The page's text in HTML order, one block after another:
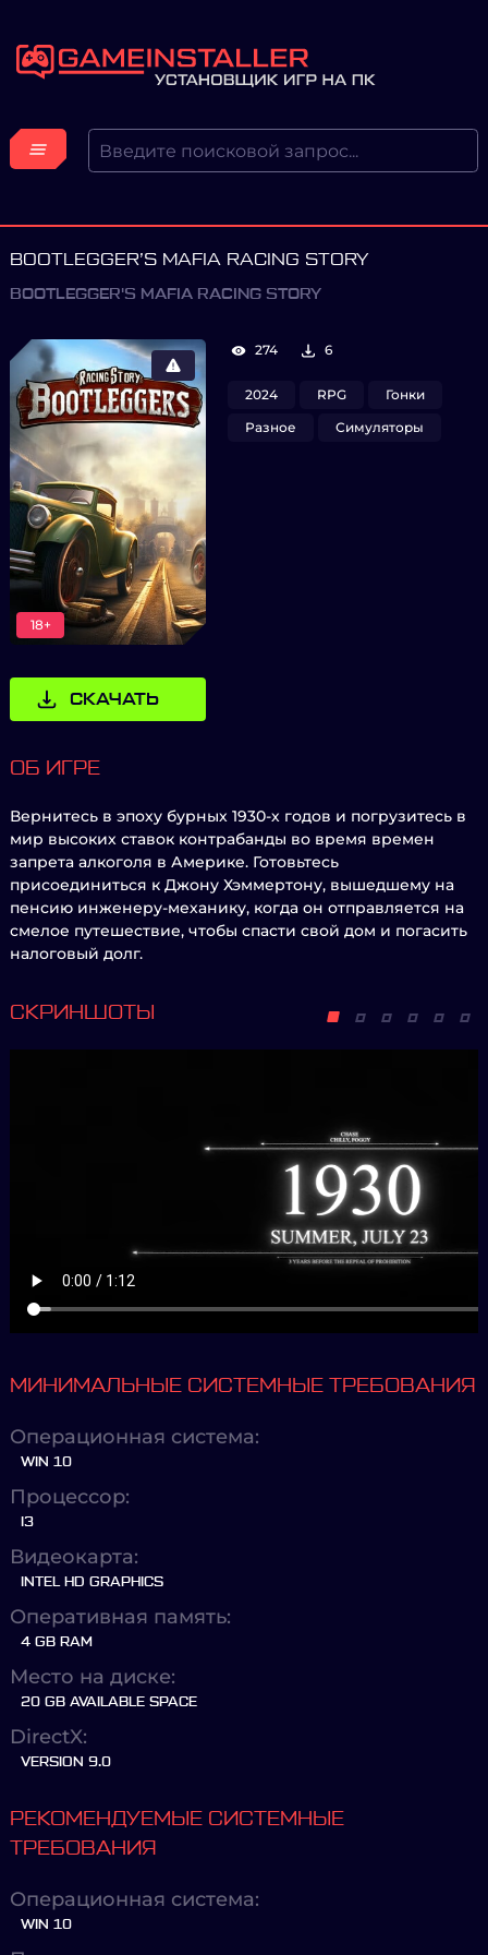
BOOTLEGGER’S MAFIA RACING STORY
BOOTLEGGER'S MAFIA RACING STORY
18+
СКАЧАТЬ
274 6
2024 RPG
Гонки
Разное
Симуляторы
ОБ ИГРЕ
Вернитесь в эпоху бурных 1930-х годов и погрузитесь в
мир высоких ставок контрабанды во время времен
запрета алкоголя в Америке. Готовьтесь
присоединиться к Джону Хэммертону, вышедшему на
пенсию инженеру-механику, когда он отправляется на
смелое путешествие, чтобы спасти свой дом и погасить
налоговый долг.
СКРИНШОТЫ
МИНИМАЛЬНЫЕ СИСТЕМНЫЕ ТРЕБОВАНИЯ
Операционная система:
WIN 10
Процессор:
I3
Видеокарта:
INTEL HD GRAPHICS
Оперативная память:
4 GB RAM
Место на диске:
20 GB AVAILABLE SPACE
DirectX:
VERSION 9.0
РЕКОМЕНДУЕМЫЕ СИСТЕМНЫЕ
ТРЕБОВАНИЯ
Операционная система:
WIN 10